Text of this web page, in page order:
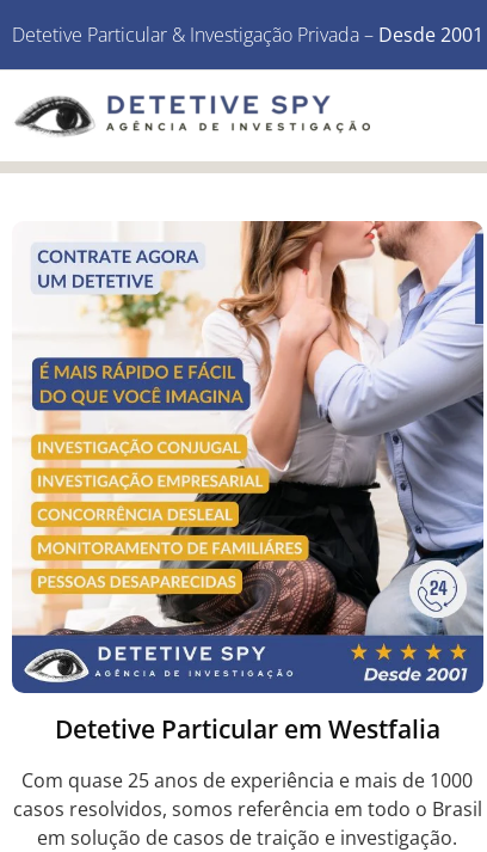
Detetive Particular & Investigação Privada – Desde 2001
Detetive Particular em Westfalia
Com quase 25 anos de experiência e mais de 1000
casos resolvidos, somos referência em todo o Brasil
em solução de casos de traição e investigação.